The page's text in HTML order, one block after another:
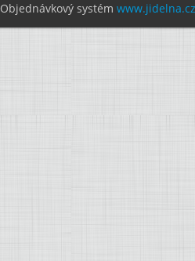
Objednávkový systém www.jidelna.cz